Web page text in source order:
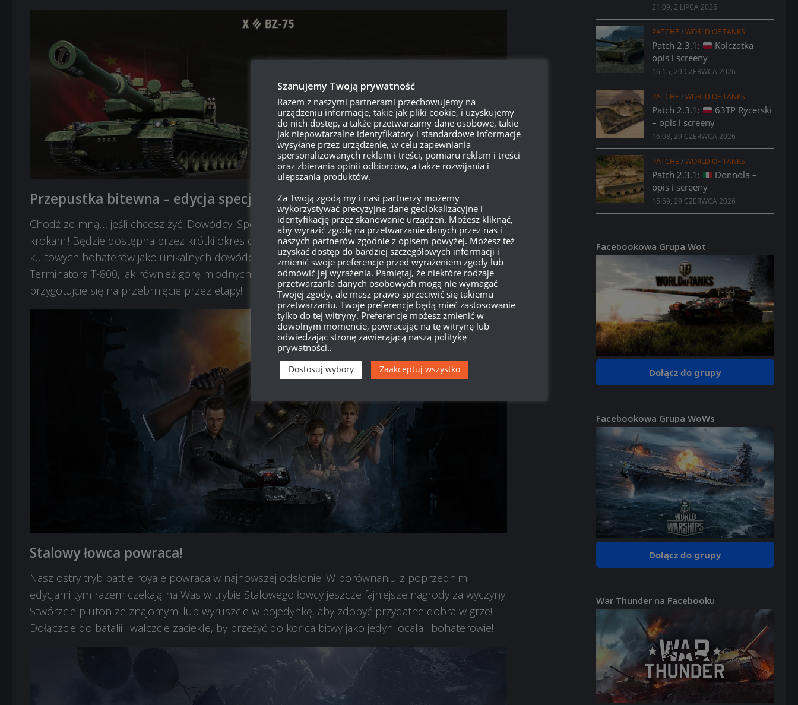
Przepustka bitewna – edycja specjalna: Dzień sądu
Chodź ze mną… jeśli chcesz żyć! Dowódcy! Specjalna edycja Przepustki bitewnej zbliża się wielkimi
krokami! Będzie dostępna przez krótki okres czasu. Dzięki niej będziecie mogli zdobyć zarówno
kultowych bohaterów jako unikalnych dowódców pojazdów, w tym Johna Connora oraz
Terminatora T-800, jak również górę miodnych nagród. Nie przegapcie tego wydarzenia i
przygotujcie się na przebrnięcie przez etapy!
Stalowy łowca powraca!
Nasz ostry tryb battle royale powraca w najnowszej odsłonie! W porównaniu z poprzednimi
edycjami tym razem czekają na Was w trybie Stalowego łowcy jeszcze fajniejsze nagrody za wyczyny.
Stwórzcie pluton ze znajomymi lub wyruszcie w pojedynkę, aby zdobyć przydatne dobra w grze!
Dołączcie do batalii i walczcie zaciekle, by przeżyć do końca bitwy jako jedyni ocalali bohaterowie!
21:09, 2 LIPCA 2026
PATCHE /WORLD OF TANKS
Patch 2.3.1:
Kolczatka –
opis i screeny
16:15, 29 CZERWCA 2026
PATCHE /WORLD OF TANKS
Patch 2.3.1:
63TP Rycerski
– opis i screeny
16:08, 29 CZERWCA 2026
PATCHE /WORLD OF TANKS
Patch 2.3.1:
Donnola –
opis i screeny
15:59, 29 CZERWCA 2026
Facebookowa Grupa Wot
Dołącz do grupy
Facebookowa Grupa WoWs
Dołącz do grupy
War Thunder na Facebooku
Szanujemy Twoją prywatność
Razem z naszymi partnerami przechowujemy na
urządzeniu informacje, takie jak pliki cookie, i uzyskujemy
do nich dostęp, a także przetwarzamy dane osobowe, takie
jak niepowtarzalne identyfikatory i standardowe informacje
wysyłane przez urządzenie, w celu zapewniania
spersonalizowanych reklam i treści, pomiaru reklam i treści
oraz zbierania opinii odbiorców, a także rozwijania i
ulepszania produktów.
Za Twoją zgodą my i nasi partnerzy możemy
wykorzystywać precyzyjne dane geolokalizacyjne i
identyfikację przez skanowanie urządzeń. Możesz kliknąć,
aby wyrazić zgodę na przetwarzanie danych przez nas i
naszych partnerów zgodnie z opisem powyżej. Możesz też
uzyskać dostęp do bardziej szczegółowych informacji i
zmienić swoje preferencje przed wyrażeniem zgody lub
odmówić jej wyrażenia. Pamiętaj, że niektóre rodzaje
przetwarzania danych osobowych mogą nie wymagać
Twojej zgody, ale masz prawo sprzeciwić się takiemu
przetwarzaniu. Twoje preferencje będą mieć zastosowanie
tylko do tej witryny. Preferencje możesz zmienić w
dowolnym momencie, powracając na tę witrynę lub
odwiedzając stronę zawierającą naszą politykę
prywatności..
Dostosuj wybory Zaakceptuj wszystko